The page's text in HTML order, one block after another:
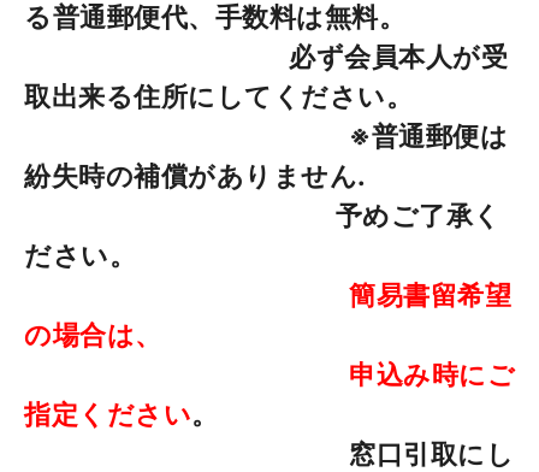
る普通郵便代、手数料は無料。
必ず会員本人が受
取出来る住所にしてください。
※普通郵便は
紛失時の補償がありません.
予めご了承く
ださい。
簡易書留希望
の場合は、
申込み時にご
指定ください。
窓口引取にし